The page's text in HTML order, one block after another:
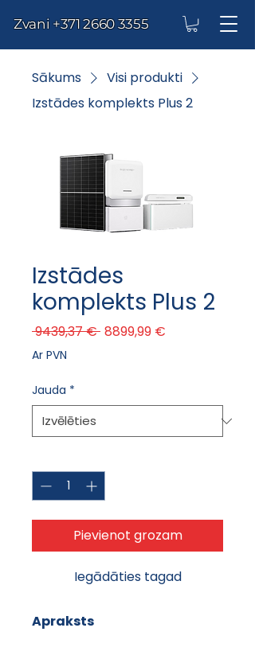
Zvani +371 2660 3355
Sākums
Visi produkti
Izstādes komplekts Plus 2
Izstādes
komplekts Plus 2
9439,37 € Parastā cena
8899,99 €
Ar PVN
Jauda *
Pievienot grozam
Iegādāties tagad
Apraksts